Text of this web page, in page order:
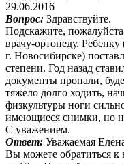
29.06.2016
Вопрос: Здравствуйте.
Подскажите,
врачу-ортопеду.
г. Новосибирске)
степени. Год назад
документы пропали,
тяжело долго ходить,
физкультуры ноги
имеющиеся снимки, но
С уважением.
Ответ: Уважаемая
Вы можете обратиться к